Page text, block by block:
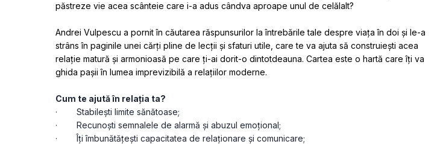
păstreze vie acea scânteie care i-a adus cândva aproape unul de celălalt?
Andrei Vulpescu a pornit în căutarea răspunsurilor la întrebările tale despre viața în doi și le-a
strâns în paginile unei cărți pline de lecții și sfaturi utile, care te va ajuta să construiești acea
relație matură și armonioasă pe care ți-ai dorit-o dintotdeauna. Cartea este o hartă care îți va
ghida pașii în lumea imprevizibilă a relațiilor moderne.
Cum te ajută în relația ta?
·        Stabilești limite sănătoase;
·        Recunoști semnalele de alarmă și abuzul emoțional;
·        Îți îmbunătățești capacitatea de relaționare și comunicare;